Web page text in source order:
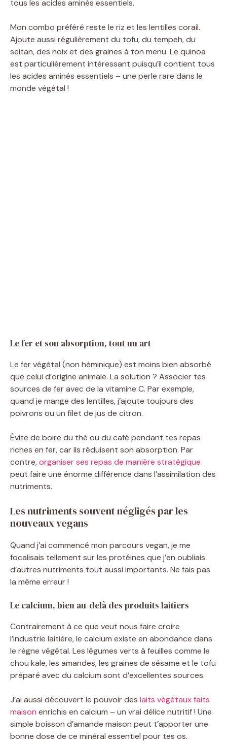
tous les acides aminés essentiels.
Mon combo préféré reste le riz et les lentilles corail.
Ajoute aussi régulièrement du tofu, du tempeh, du
seitan, des noix et des graines à ton menu. Le quinoa
est particulièrement intéressant puisqu’il contient tous
les acides aminés essentiels – une perle rare dans le
monde végétal !
Le fer et son absorption, tout un art
Le fer végétal (non héminique) est moins bien absorbé
que celui d’origine animale. La solution ? Associer tes
sources de fer avec de la vitamine C. Par exemple,
quand je mange des lentilles, j’ajoute toujours des
poivrons ou un filet de jus de citron.
Évite de boire du thé ou du café pendant tes repas
riches en fer, car ils réduisent son absorption. Par
contre,organiser ses repas de manière stratégique
peut faire une énorme différence dans l’assimilation des
nutriments.
Les nutriments souvent négligés par les
nouveaux vegans
Quand j’ai commencé mon parcours vegan, je me
focalisais tellement sur les protéines que j’en oubliais
d’autres nutriments tout aussi importants. Ne fais pas
la même erreur !
Le calcium, bien au-delà des produits laitiers
Contrairement à ce que veut nous faire croire
l’industrie laitière, le calcium existe en abondance dans
le règne végétal. Les légumes verts à feuilles comme le
chou kale, les amandes, les graines de sésame et le tofu
préparé avec du calcium sont d’excellentes sources.
J’ai aussi découvert le pouvoir des laits végétaux faits
maison enrichis en calcium – un vrai délice nutritif ! Une
simple boisson d’amande maison peut t’apporter une
bonne dose de ce minéral essentiel pour tes os.